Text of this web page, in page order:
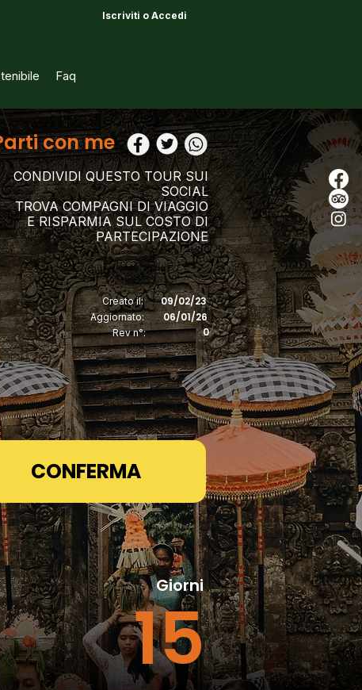
Iscriviti o Accedi
Faq
con me
CONDIVIDI QUESTO TOUR SUI
SOCIAL
TROVA COMPAGNI DI VIAGGIO
E RISPARMIA SUL COSTO DI
PARTECIPAZIONE
Aggiornato:
Rev n°:
Creato il:
06/01/26
0
09/02/23
CONFERMA
15
Giorni